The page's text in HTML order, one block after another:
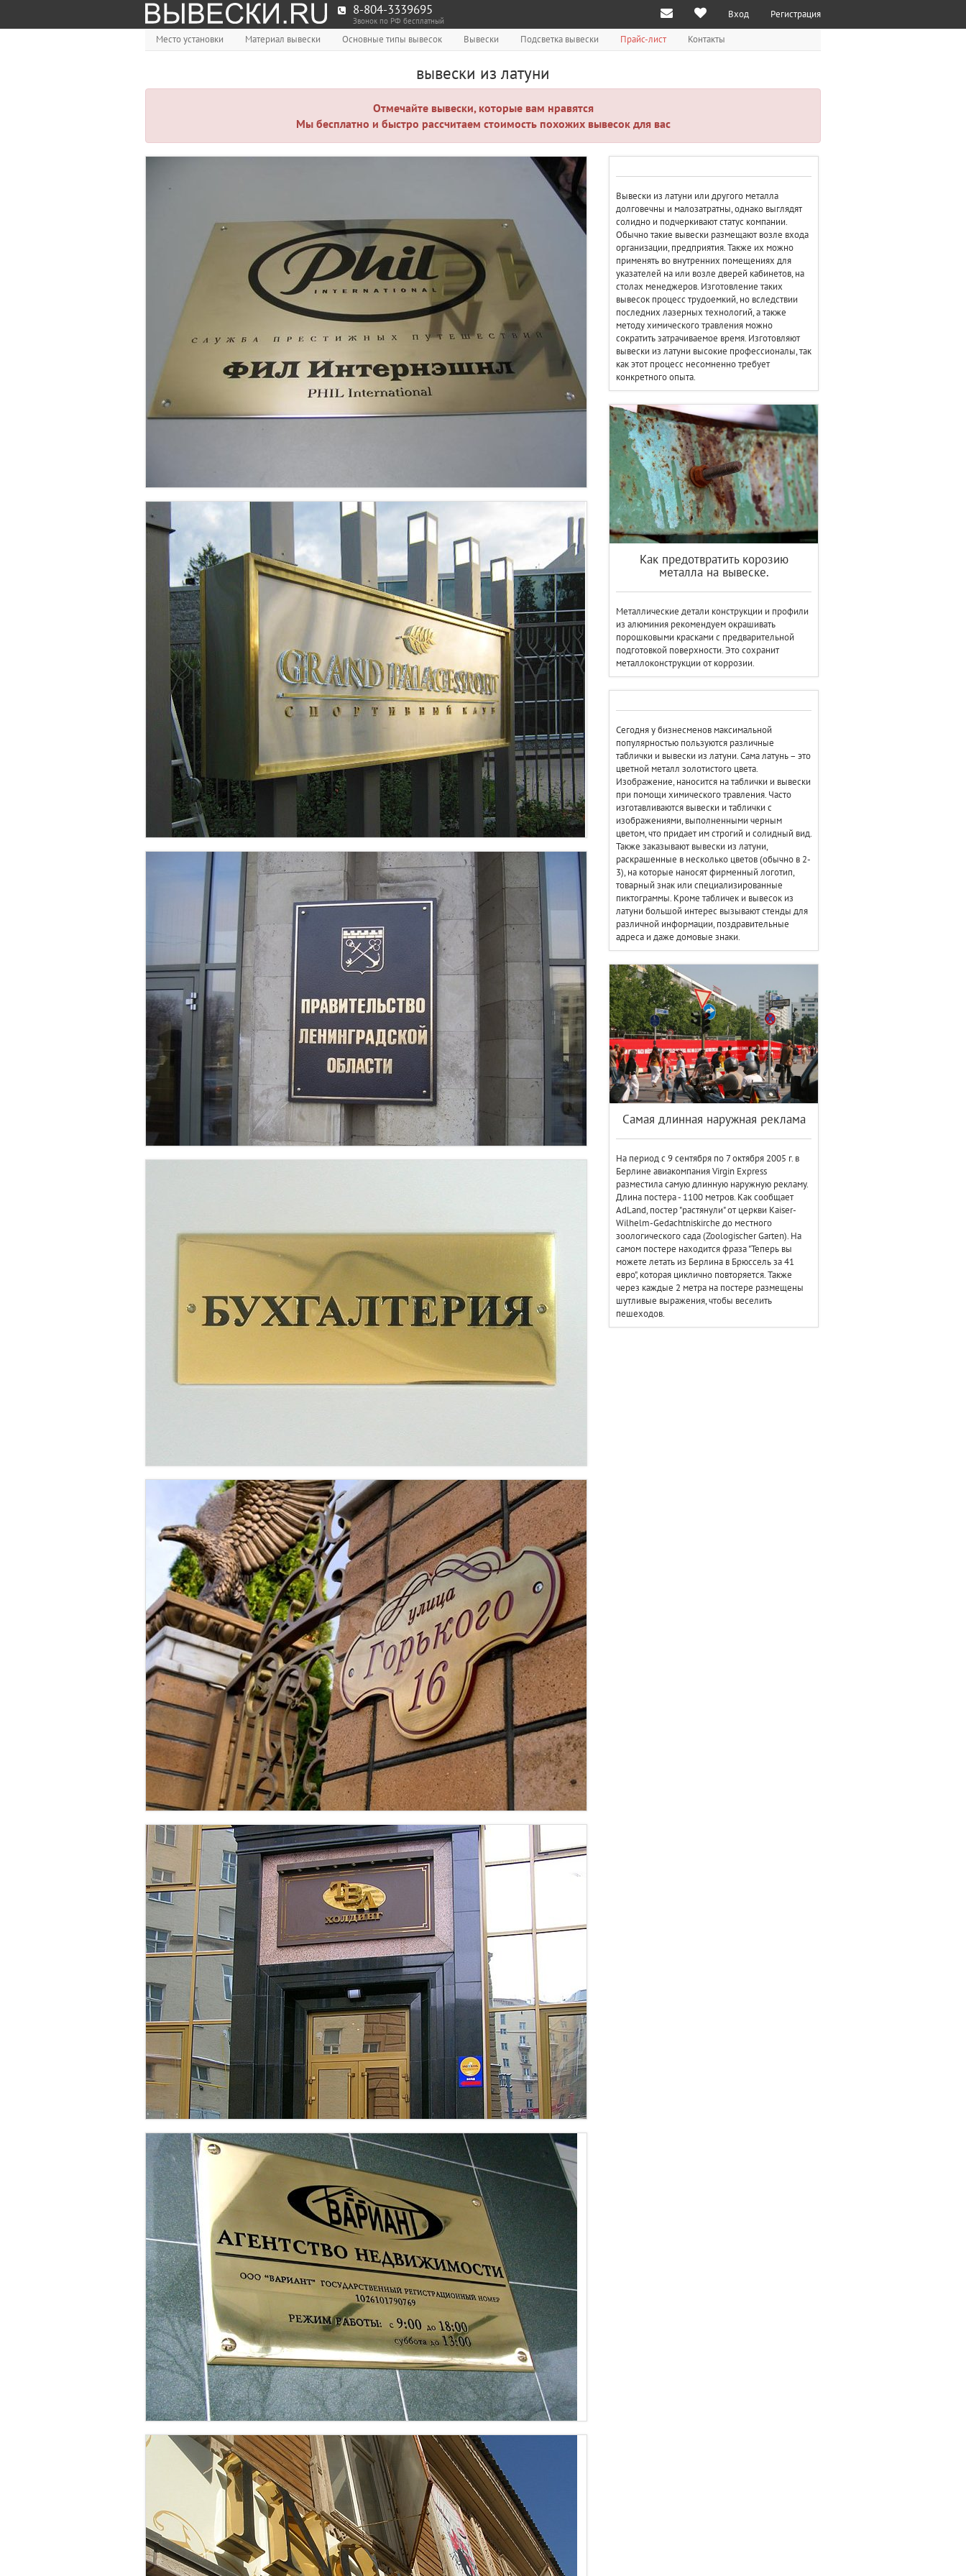
8-804-3339695
Звонок по РФ бесплатный
Вход Регистрация
Место установки Материал вывески Основные типы вывесок Вывески Подсветка вывески Прайс-лист Контакты
вывески из латуни
Отмечайте вывески, которые вам нравятся
Мы бесплатно и быстро рассчитаем стоимость похожих вывесок для вас
Вывески из латуни или другого металла
долговечны и малозатратны, однако выглядят
солидно и подчеркивают статус компании.
Обычно такие вывески размещают возле входа
организации, предприятия. Также их можно
применять во внутренних помещениях для
указателей на или возле дверей кабинетов, на
столах менеджеров. Изготовление таких
вывесок процесс трудоемкий, но вследствии
последних лазерных технологий, а также
методу химического травления можно
сократить затрачиваемое время. Изготовляют
вывески из латуни высокие профессионалы, так
как этот процесс несомненно требует
конкретного опыта.
Как предотвратить корозию
металла на вывеске.
Металлические детали конструкции и профили
из алюминия рекомендуем окрашивать
порошковыми красками с предварительной
подготовкой поверхности. Это сохранит
металлоконструкции от коррозии.
Сегодня у бизнесменов максимальной
популярностью пользуются различные
таблички и вывески из латуни. Сама латунь – это
цветной металл золотистого цвета.
Изображение, наносится на таблички и вывески
при помощи химического травления. Часто
изготавливаются вывески и таблички с
изображениями, выполненными черным
цветом, что придает им строгий и солидный вид.
Также заказывают вывески из латуни,
раскрашенные в несколько цветов (обычно в 2-
3), на которые наносят фирменный логотип,
товарный знак или специализированные
пиктограммы. Кроме табличек и вывесок из
латуни большой интерес вызывают стенды для
различной информации, поздравительные
адреса и даже домовые знаки.
Самая длинная наружная реклама
На период с 9 сентября по 7 октября 2005 г. в
Берлине авиакомпания Virgin Express
разместила самую длинную наружную рекламу.
Длина постера - 1100 метров. Как сообщает
AdLand, постер "растянули" от церкви Kaiser-
Wilhelm-Gedachtniskirche до местного
зоологического сада (Zoologischer Garten). На
самом постере находится фраза "Теперь вы
можете летать из Берлина в Брюссель за 41
евро", которая циклично повторяется. Также
через каждые 2 метра на постере размещены
шутливые выражения, чтобы веселить
пешеходов.